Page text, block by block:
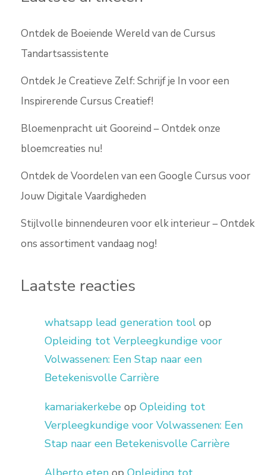
Ontdek de Boeiende Wereld van de Cursus
Tandartsassistente
Ontdek Je Creatieve Zelf: Schrijf je In voor een
Inspirerende Cursus Creatief!
Bloemenpracht uit Gooreind – Ontdek onze
bloemcreaties nu!
Ontdek de Voordelen van een Google Cursus voor
Jouw Digitale Vaardigheden
Stijlvolle binnendeuren voor elk interieur – Ontdek
ons assortiment vandaag nog!
Laatste reacties
whatsapp lead generation tool op
Opleiding tot Verpleegkundige voor
Volwassenen: Een Stap naar een
Betekenisvolle Carrière
kamariakerkebe op Opleiding tot
Verpleegkundige voor Volwassenen: Een
Stap naar een Betekenisvolle Carrière